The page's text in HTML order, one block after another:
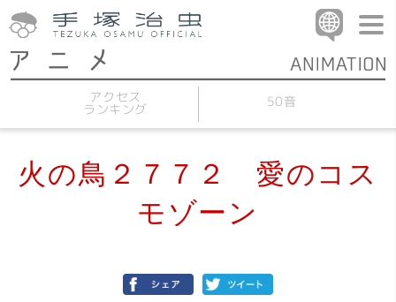
アクセス
ランキング 50音
火の鳥２７７２ 愛のコス
モゾーン